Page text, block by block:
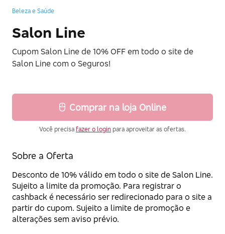
Beleza e Saúde
Salon Line
Cupom Salon Line de 10% OFF em todo o site de
Salon Line com o Seguros!
Comprar na loja Online
Você precisa fazer o login para aproveitar as ofertas.
Sobre a Oferta
Desconto de 10% válido em todo o site de Salon Line.
Sujeito a limite da promoção. Para registrar o
cashback é necessário ser redirecionado para o site a
partir do cupom. Sujeito a limite de promoção e
alterações sem aviso prévio.